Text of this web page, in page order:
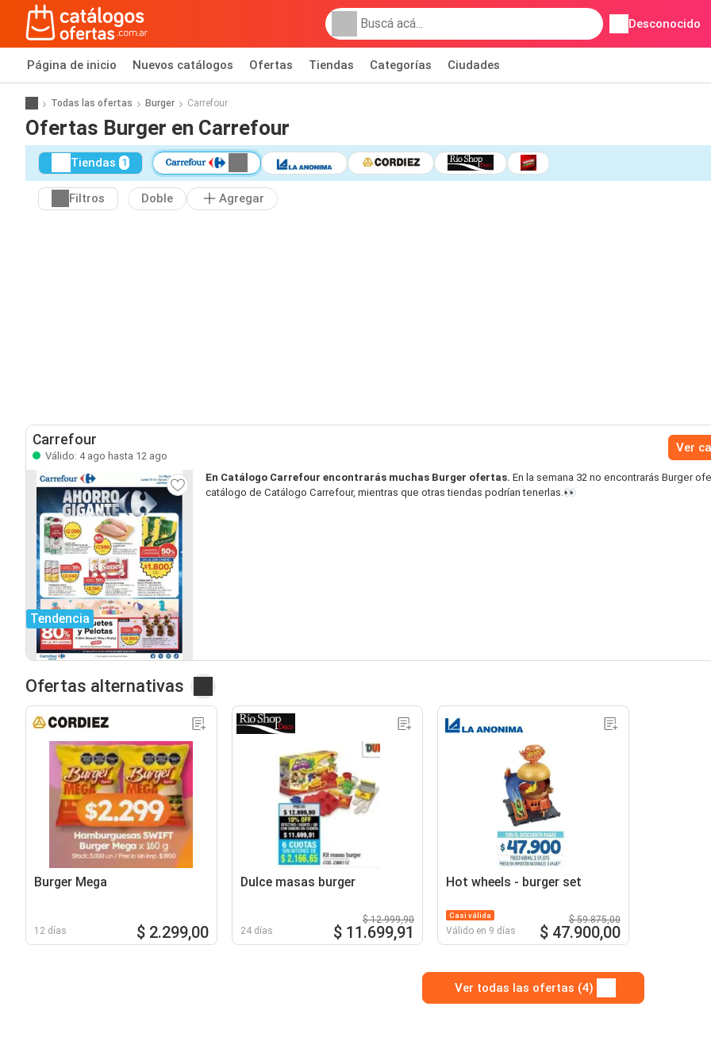
Desconocido
Página de inicio Nuevos catálogos Ofertas Tiendas Categorías Ciudades
Todas las ofertas Burger Carrefour
Ofertas Burger en Carrefour
Tiendas 1
Filtros Doble Agregar
Carrefour
Válido: 4 ago hasta 12 ago
Ver
Tendencia
En Catálogo Carrefour encontrarás muchas Burger ofertas. En la semana 32 no encontrarás Burger
catálogo de Catálogo Carrefour, mientras que otras tiendas podrían tenerlas.👀
Ofertas alternativas
Burger Mega
12 días $ 2.299,00
Dulce masas burger
24 días
$ 12.999,90
$ 11.699,91
Hot wheels - burger set
Casi válida
Válido en 9 días
$ 59.875,00
$ 47.900,00
Ver todas las ofertas (4)